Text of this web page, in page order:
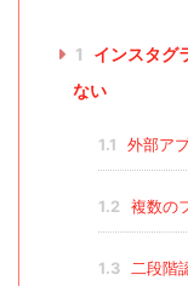
1
インスタグ
ない
1.1 外部ア
1.2 複数の
1.3 二段階